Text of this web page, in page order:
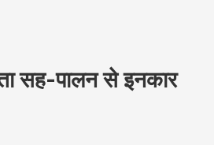
सह-पालन से इनकार